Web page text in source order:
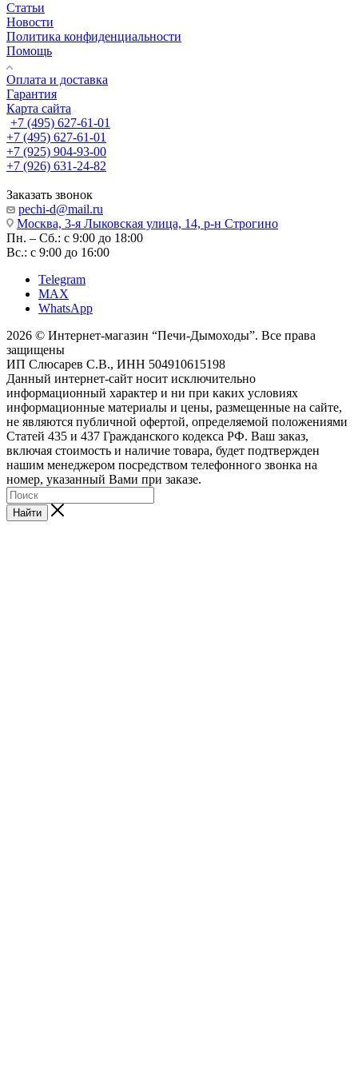
Статьи
Новости
Политика конфиденциальности
Помощь
Оплата и доставка
Гарантия
Карта сайта
+7 (495) 627-61-01
+7 (495) 627-61-01
+7 (925) 904-93-00
+7 (926) 631-24-82
Заказать звонок
pechi-d@mail.ru
Москва, 3-я Лыковская улица, 14, р-н Строгино
Пн. – Сб.: с 9:00 до 18:00
Вс.: с 9:00 до 16:00
Telegram
MAX
WhatsApp
2026 © Интернет-магазин “Печи-Дымоходы”. Все права
защищены
ИП Слюсарев С.В., ИНН 504910615198
Данный интернет-сайт носит исключительно
информационный характер и ни при каких условиях
информационные материалы и цены, размещенные на сайте,
не являются публичной офертой, определяемой положениями
Статей 435 и 437 Гражданского кодекса РФ. Ваш заказ,
включая стоимость и наличие товара, будет подтвержден
нашим менеджером посредством телефонного звонка на
номер, указанный Вами при заказе.
Найти